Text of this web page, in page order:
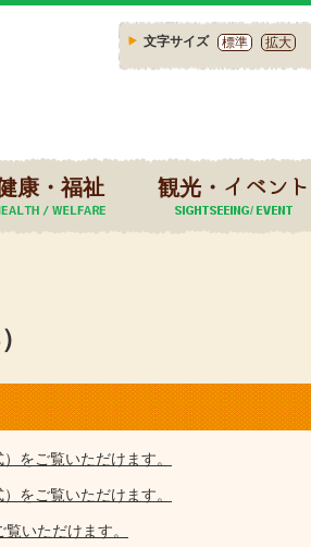
文字サイズ 標準 拡大
康・福祉 観光・イベント
をご覧いただけます。
をご覧いただけます。
いただけます。